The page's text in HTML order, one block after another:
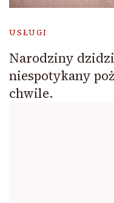
USŁUGI
Narodziny
niespotykany
chwile.